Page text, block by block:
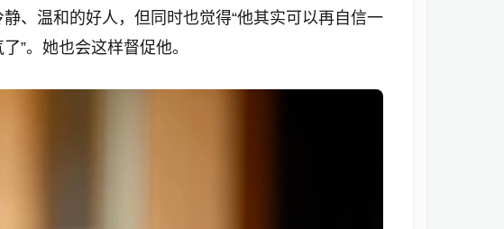
、温和的好人，但同时也觉得“他其实可以再自信一
”。她也会这样督促他。